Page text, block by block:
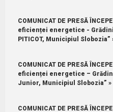
COMUNICAT DE PRESĂ
eficienței energetice -
PITICOT, Municipiul Slobozia”
COMUNICAT DE PRESĂ
eficienței energetice –
Junior, Municipiul Slobozia” »
COMUNICAT DE PRESĂ